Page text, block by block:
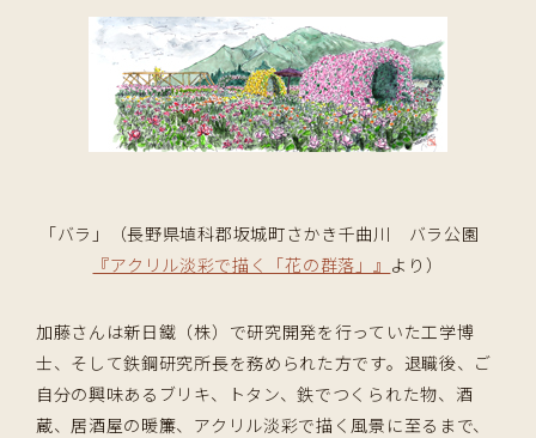
「バラ」（長野県埴科郡坂城町さかき千曲川 バラ公園
『アクリル淡彩で描く「花の群落」』 より）
加藤さんは新日鐵（株）で研究開発を行っていた工学博
士、そして鉄鋼研究所長を務められた方です。退職後、ご
自分の興味あるブリキ、トタン、鉄でつくられた物、酒
蔵、居酒屋の暖簾、アクリル淡彩で描く風景に至るまで、